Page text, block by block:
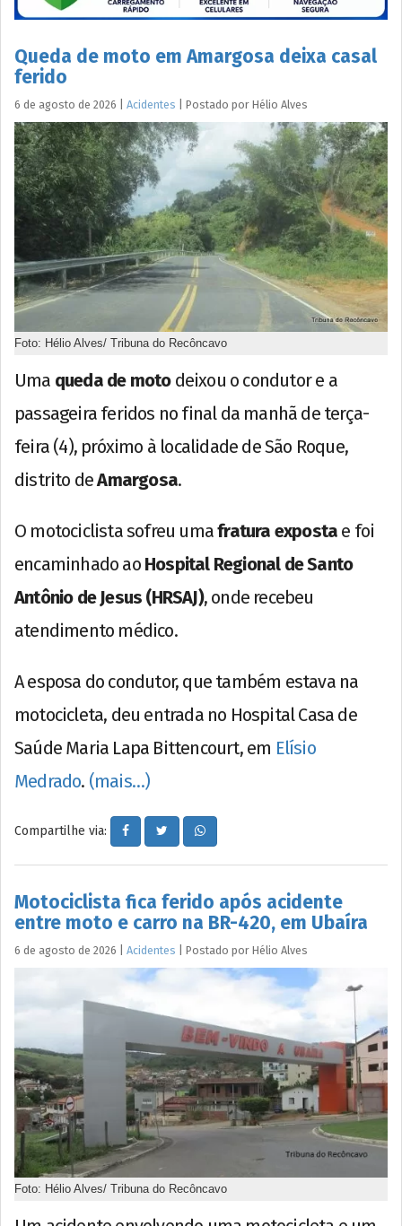
Queda de moto em Amargosa deixa casal
ferido
6 de agosto de 2026 Acidentes Postado por Hélio Alves
Foto: Hélio Alves/ Tribuna do Recôncavo
Uma queda de motodeixou o condutor e a
passageira feridos no final da manhã de terça-
feira (4), próximo à localidade de São Roque,
distrito deAmargosa.
O motociclista sofreu umafratura exposta e foi
encaminhado ao Hospital Regional de Santo
Antônio de Jesus (HRSAJ), onde recebeu
atendimento médico.
A esposa do condutor, que também estava na
motocicleta, deu entrada no Hospital Casa de
Saúde Maria Lapa Bittencourt, em Elísio
Medrado. (mais…)
Compartilhe via:
Motociclista fica ferido após acidente
entre moto e carro na BR-420, em Ubaíra
6 de agosto de 2026 Acidentes Postado por Hélio Alves
Foto: Hélio Alves/ Tribuna do Recôncavo